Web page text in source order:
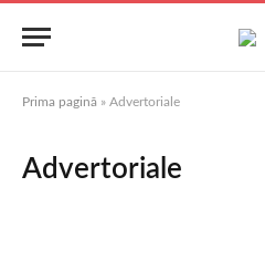
Prima pagină » Advertoriale
Advertoriale